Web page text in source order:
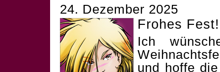
24. Dezember 2025
Frohes Fest!
Ich
und hoffe